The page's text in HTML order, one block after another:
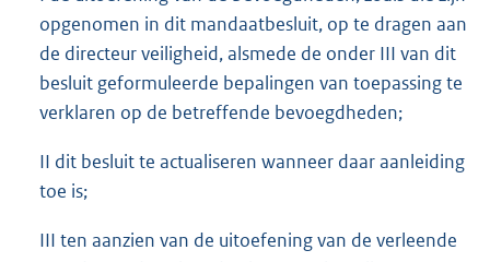
opgenomen in dit mandaatbesluit, op te dragen aan
de directeur veiligheid, alsmede de onder III van dit
besluit geformuleerde bepalingen van toepassing te
verklaren op de betreffende bevoegdheden;
II dit besluit te actualiseren wanneer daar aanleiding
toe is;
III ten aanzien van de uitoefening van de verleende